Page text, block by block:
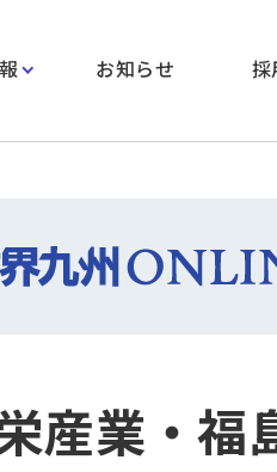
お知らせ 採
産業・福